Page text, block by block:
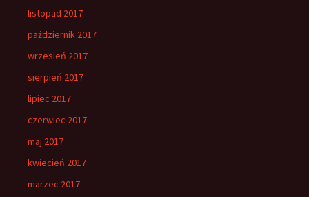
listopad 2017
październik 2017
wrzesień 2017
sierpień 2017
lipiec 2017
czerwiec 2017
maj 2017
kwiecień 2017
marzec 2017